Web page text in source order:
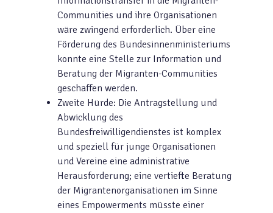
Communities und ihre Organisationen
wäre zwingend erforderlich. Über eine
Förderung des Bundesinnenministeriums
konnte eine Stelle zur Information und
Beratung der Migranten-Communities
geschaffen werden.
Zweite Hürde: Die Antragstellung und
Abwicklung des
Bundesfreiwilligendienstes ist komplex
und speziell für junge Organisationen
und Vereine eine administrative
Herausforderung; eine vertiefte Beratung
der Migrantenorganisationen im Sinne
eines Empowerments müsste einer